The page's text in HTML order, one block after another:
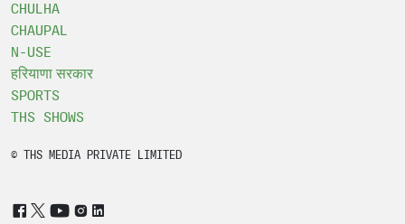
CHULHA
CHAUPAL
N-USE
हरियाणा सरकार
SPORTS
THS SHOWS
© THS MEDIA PRIVATE LIMITED